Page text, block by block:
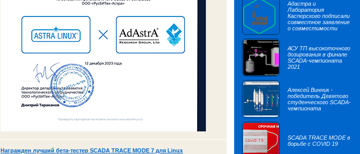
Награжден лучший бета-тестер SCADA TRACE MODE 7 для Linux
Адастра и
Лаборатория
Касперского подписали
совместное заявление
о совместимости
АСУ ТП высокоточного
дозирования в финале
SCADA-чемпионата
2021
Алексей Винник -
победитель Девятого
студенческого SCADA-
чемпионата
SCADA TRACE MODE в
борьбе с COVID 19